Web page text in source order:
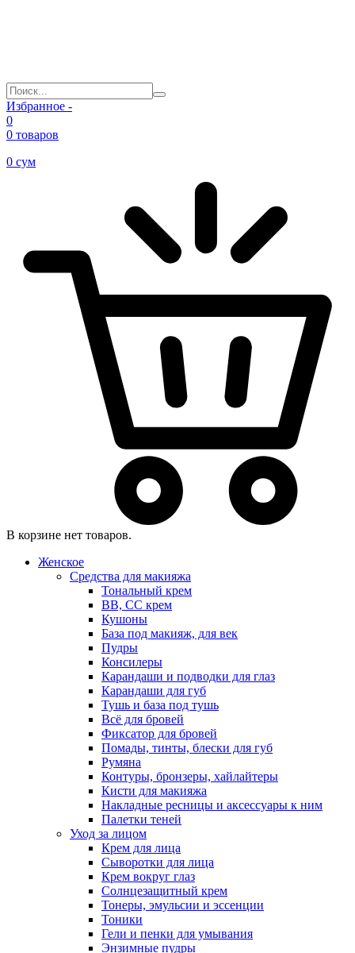
Избранное -
0
0 товаров
0 сум
В корзине нет товаров.
Женское
Средства для макияжа
Тональный крем
BB, CC крем
Кушоны
База под макияж, для век
Пудры
Консилеры
Карандаши и подводки для глаз
Карандаши для губ
Тушь и база под тушь
Всё для бровей
Фиксатор для бровей
Помады, тинты, блески для губ
Румяна
Контуры, бронзеры, хайлайтеры
Кисти для макияжа
Накладные ресницы и аксессуары к ним
Палетки теней
Уход за лицом
Крем для лица
Сыворотки для лица
Крем вокруг глаз
Солнцезащитный крем
Тонеры, эмульсии и эссенции
Тоники
Гели и пенки для умывания
Энзимные пудры